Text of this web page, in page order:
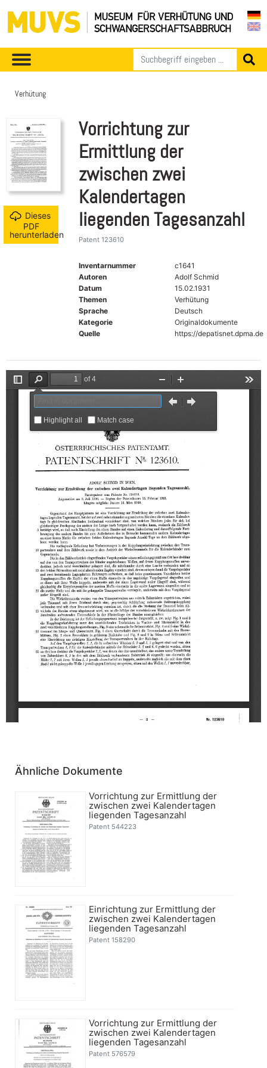
Verhütung
Dieses
PDF
herunterladen
Vorrichtung zur
Ermittlung der
zwischen zwei
Kalendertagen
liegenden Tagesanzahl
Patent 123610
Inventarnummer
c1641
Autoren
Adolf Schmid
Datum
15.02.1931
Themen
Verhütung
Sprache
Deutsch
Kategorie
Originaldokumente
Quelle
https://depatisnet.dpma.de
Ähnliche Dokumente
Vorrichtung zur Ermittlung der
zwischen zwei Kalendertagen
liegenden Tagesanzahl
Patent 544223
Einrichtung zur Ermittlung der
zwischen zwei Kalendertagen
liegenden Tagesanzahl
Patent 158290
Vorrichtung zur Ermittlung der
zwischen zwei Kalendertagen
liegenden Tagesanzahl
Patent 576579